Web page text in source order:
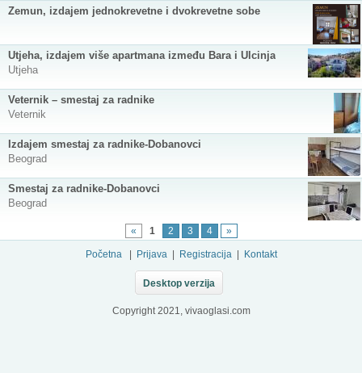
Zemun, izdajem jednokrevetne i dvokrevetne sobe
Utjeha, izdajem više apartmana između Bara i Ulcinja
Utjeha
Veternik – smestaj za radnike
Veternik
Izdajem smestaj za radnike-Dobanovci
Beograd
Smestaj za radnike-Dobanovci
Beograd
« 1 2 3 4 »
Početna Prijava Registracija Kontakt
Desktop verzija
Copyright 2021, vivaoglasi.com